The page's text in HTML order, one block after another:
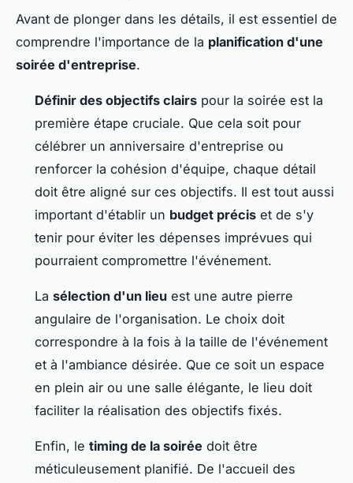
Avant de plonger dans les détails, il est essentiel de
comprendre l'importance de la planification d'une
soirée d'entreprise.
Définir des objectifs clairs pour la soirée est la
première étape cruciale. Que cela soit pour
célébrer un anniversaire d'entreprise ou
renforcer la cohésion d'équipe, chaque détail
doit être aligné sur ces objectifs. Il est tout aussi
important d'établir un budget précis et de s'y
tenir pour éviter les dépenses imprévues qui
pourraient compromettre l'événement.
La sélection d'un lieu est une autre pierre
angulaire de l'organisation. Le choix doit
correspondre à la fois à la taille de l'événement
et à l'ambiance désirée. Que ce soit un espace
en plein air ou une salle élégante, le lieu doit
faciliter la réalisation des objectifs fixés.
Enfin, le timing de la soirée doit être
méticuleusement planifié. De l'accueil des